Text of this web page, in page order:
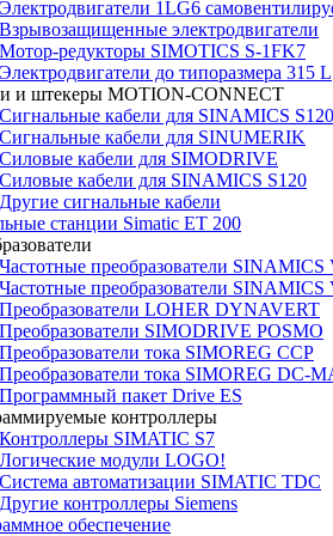
Электродвигатели 1LG6
Взрывозащищенные электродвигатели
Мотор-редукторы SIMOTICS S-1FK7
Электродвигатели до типоразмера 315 L
и штекеры MOTION-CONNECT
Сигнальные кабели для SINAMICS S120
Сигнальные кабели для SINUMERIK
Силовые кабели для SIMODRIVE
Силовые кабели для SINAMICS S120
Другие сигнальные кабели
станции Simatic ET 200
Частотные преобразователи SINAMICS
Частотные преобразователи SINAMICS
Преобразователи LOHER DYNAVERT
Преобразователи SIMODRIVE POSMO
Преобразователи тока SIMOREG CCP
Преобразователи тока SIMOREG DC-
Программный пакет Drive ES
контроллеры
Контроллеры SIMATIC S7
Логические модули LOGO!
Система автоматизации SIMATIC TDC
Другие контроллеры Siemens
обеспечение